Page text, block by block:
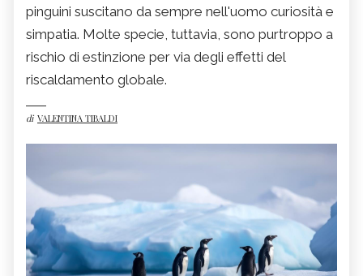
pinguini suscitano da sempre nell'uomo curiosità e
simpatia. Molte specie, tuttavia, sono purtroppo a
rischio di estinzione per via degli effetti del
riscaldamento globale.
di VALENTINA TIBALDI